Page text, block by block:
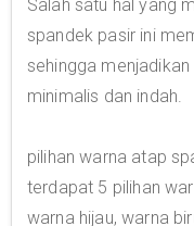
Salah satu hal yang
spandek pasir ini
sehingga
minimalis dan indah.
pilihan warna atap
terdapat 5 pilihan
warna hijau, warna